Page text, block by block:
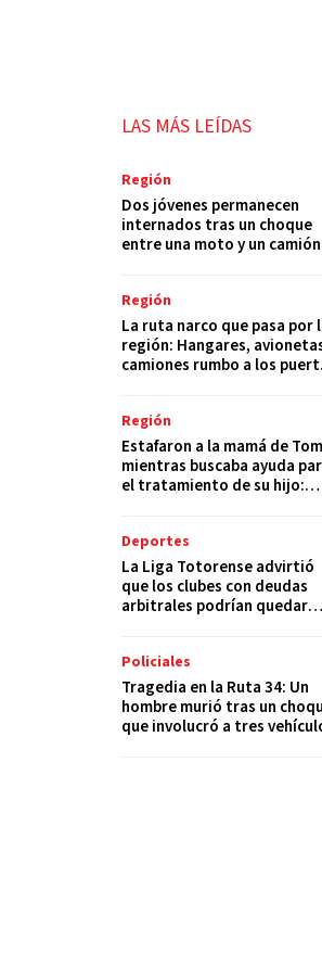
LAS MÁS LEÍDAS
Región
Dos jóvenes permanecen
internados tras un choque
entre una moto y un camión
Región
La ruta narco que pasa por
región: Hangares,
camiones rumbo a los
Región
Estafaron a la mamá de
mientras buscaba ayuda
el tratamiento de su hijo:
Deportes
La Liga Totorense advirtió
que los clubes con deudas
arbitrales podrían quedar
Policiales
Tragedia en la Ruta 34: Un
hombre murió tras un
que involucró a tres